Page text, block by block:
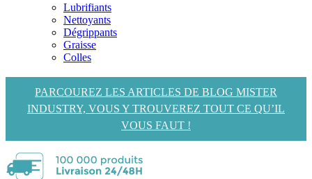
Lubrifiants
Nettoyants
Dégrippants
Graisse
Colles
PARCOUREZ LES ARTICLES DE BLOG MISTER
INDUSTRY, VOUS Y TROUVEREZ TOUT CE QU’IL
VOUS FAUT !